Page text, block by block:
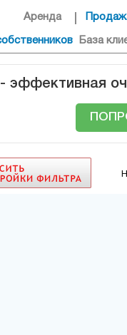
Аренда
База
- эффективная